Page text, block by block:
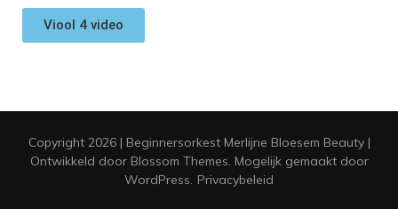
Viool 4 video
Copyright 2026 | Beginnersorkest Merlijne Bloesem Beauty |
Ontwikkeld door Blossom Themes. Mogelijk gemaakt door
WordPress. Privacybeleid